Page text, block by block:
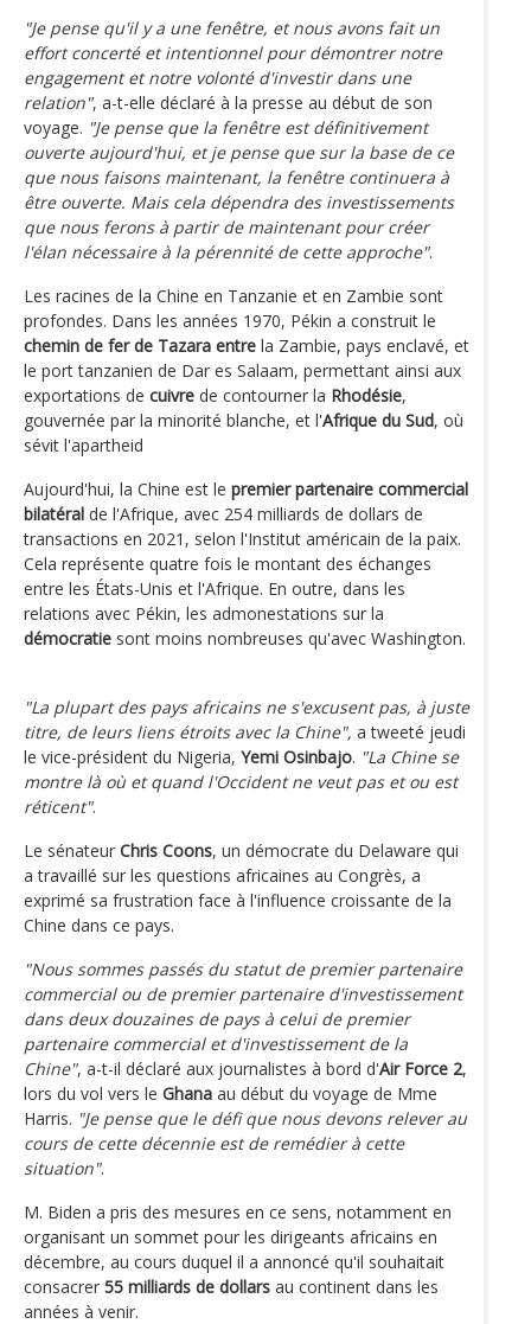
"Je pense qu'il y a une fenêtre, et nous avons fait un
effort concerté et intentionnel pour démontrer notre
engagement et notre volonté d'investir dans une
relation", a-t-elle déclaré à la presse au début de son
voyage. "Je pense que la fenêtre est définitivement
ouverte aujourd'hui, et je pense que sur la base de ce
que nous faisons maintenant, la fenêtre continuera à
être ouverte. Mais cela dépendra des investissements
que nous ferons à partir de maintenant pour créer
l'élan nécessaire à la pérennité de cette approche".
Les racines de la Chine en Tanzanie et en Zambie sont
profondes. Dans les années 1970, Pékin a construit le
chemin de fer de Tazara entre la Zambie, pays enclavé, et
le port tanzanien de Dar es Salaam, permettant ainsi aux
exportations de cuivre de contourner la Rhodésie,
gouvernée par la minorité blanche, et l'Afrique du Sud, où
sévit l'apartheid
Aujourd'hui, la Chine est le premier partenaire commercial
bilatéral de l'Afrique, avec 254 milliards de dollars de
transactions en 2021, selon l'Institut américain de la paix.
Cela représente quatre fois le montant des échanges
entre les États-Unis et l'Afrique. En outre, dans les
relations avec Pékin, les admonestations sur la
démocratie sont moins nombreuses qu'avec Washington.
"La plupart des pays africains ne s'excusent pas, à juste
titre, de leurs liens étroits avec la Chine", a tweeté jeudi
le vice-président du Nigeria, Yemi Osinbajo. "La Chine se
montre là où et quand l'Occident ne veut pas et ou est
réticent".
Le sénateur Chris Coons, un démocrate du Delaware qui
a travaillé sur les questions africaines au Congrès, a
exprimé sa frustration face à l'influence croissante de la
Chine dans ce pays.
"Nous sommes passés du statut de premier partenaire
commercial ou de premier partenaire d'investissement
dans deux douzaines de pays à celui de premier
partenaire commercial et d'investissement de la
Chine", a-t-il déclaré aux journalistes à bord d'Air Force 2,
lors du vol vers le Ghana au début du voyage de Mme
Harris. "Je pense que le défi que nous devons relever au
cours de cette décennie est de remédier à cette
situation".
M. Biden a pris des mesures en ce sens, notamment en
organisant un sommet pour les dirigeants africains en
décembre, au cours duquel il a annoncé qu'il souhaitait
consacrer 55 milliards de dollars au continent dans les
années à venir.